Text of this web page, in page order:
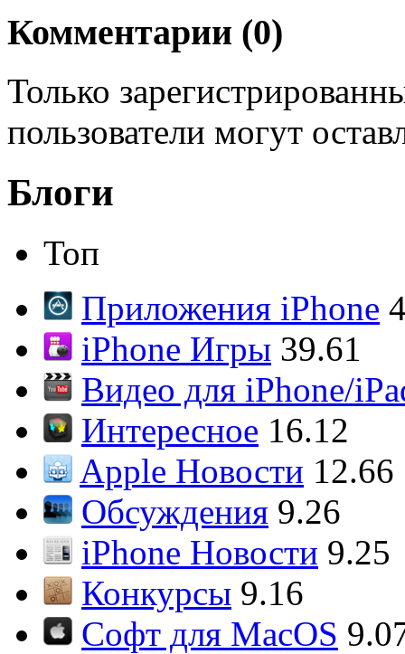
Комментарии (0)
Только
пользователи могут
Блоги
Топ
Приложения iPhone
iPhone Игры 39.61
Видео для iPhone/
Интересное 16.12
Apple Новости 12.66
Обсуждения 9.26
iPhone Новости 9.25
Конкурсы 9.16
Софт для MacOS